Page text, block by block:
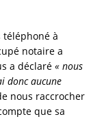
téléphoné à
notaire a
a déclaré « nous
donc aucune
nous raccrocher
que sa